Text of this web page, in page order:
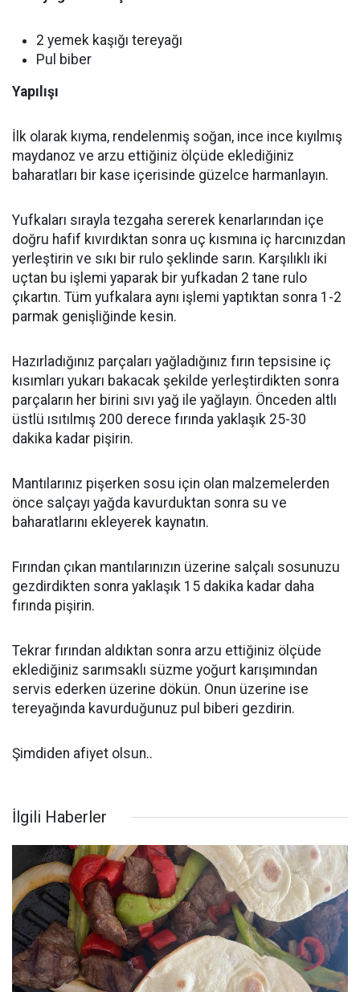
2 yemek kaşığı tereyağı
Pul biber
Yapılışı
İlk olarak kıyma, rendelenmiş soğan, ince ince kıyılmış
maydanoz ve arzu ettiğiniz ölçüde eklediğiniz
baharatları bir kase içerisinde güzelce harmanlayın.
Yufkaları sırayla tezgaha sererek kenarlarından içe
doğru hafif kıvırdıktan sonra uç kısmına iç harcınızdan
yerleştirin ve sıkı bir rulo şeklinde sarın. Karşılıklı iki
uçtan bu işlemi yaparak bir yufkadan 2 tane rulo
çıkartın. Tüm yufkalara aynı işlemi yaptıktan sonra 1-2
parmak genişliğinde kesin.
Hazırladığınız parçaları yağladığınız fırın tepsisine iç
kısımları yukarı bakacak şekilde yerleştirdikten sonra
parçaların her birini sıvı yağ ile yağlayın. Önceden altlı
üstlü ısıtılmış 200 derece fırında yaklaşık 25-30
dakika kadar pişirin.
Mantılarınız pişerken sosu için olan malzemelerden
önce salçayı yağda kavurduktan sonra su ve
baharatlarını ekleyerek kaynatın.
Fırından çıkan mantılarınızın üzerine salçalı sosunuzu
gezdirdikten sonra yaklaşık 15 dakika kadar daha
fırında pişirin.
Tekrar fırından aldıktan sonra arzu ettiğiniz ölçüde
eklediğiniz sarımsaklı süzme yoğurt karışımından
servis ederken üzerine dökün. Onun üzerine ise
tereyağında kavurduğunuz pul biberi gezdirin.
Şimdiden afiyet olsun..
İlgili Haberler